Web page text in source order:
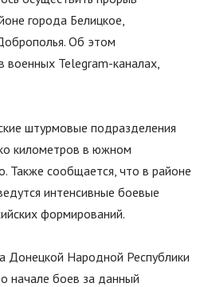
города Белицкое,
Об этом
Telegram-каналах,
штурмовые подразделения
километров в южном
Также сообщается, что в районе
интенсивные боевые
формирований.
Донецкой Народной Республики
начале боев за данный